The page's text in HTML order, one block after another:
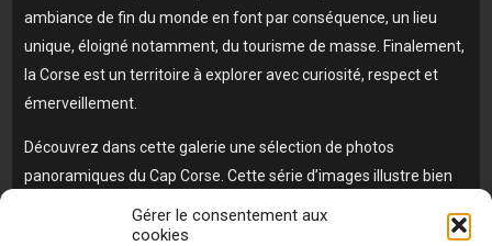
Gérer le consentement aux
cookies
ambiance de fin du monde en font par conséquence, un lieu
unique, éloigné notamment, du tourisme de masse. Finalement,
la Corse est un territoire à explorer avec curiosité, respect et
émerveillement.
Découvrez dans cette galerie une sélection de photos
panoramiques du Cap Corse. Cette série d’images illustre bien
l’essence de cette région sauvage et authentique.